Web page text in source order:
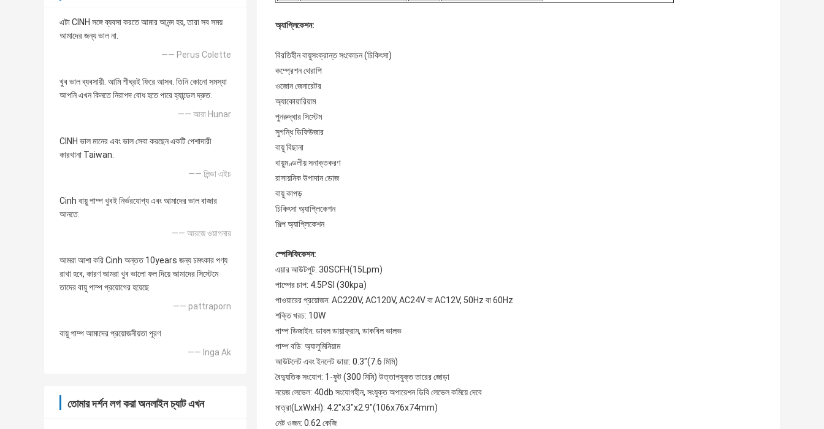
এটা CINH সঙ্গে ব্যবসা করতে আমার আনন্দ হয়, তারা সব সময়
আমাদের জন্য ভাল না.
—— Perus Colette
খুব ভাল ব্যবসায়ী. আমি শীঘ্রই ফিরে আসব. তিনি কোনো সমস্যা
আপনি এখন কিনতে নিরাপদ বোধ হতে পারে হ্যান্ডেল দ্রুত.
—— আরা Hunar
CINH ভাল মানের এবং ভাল সেবা করছেন একটি পেশাদারী
কারখানা Taiwan.
—— লিন্ডা এইচ
Cinh বায়ু পাম্প খুবই নির্ভরযোগ্য এবং আমাদের ভাল বাজার
আনতে.
—— আরজে ওয়াগনার
আমরা আশা করি Cinh অন্তত 10years জন্য চমৎকার পণ্য
রাখা হবে, কারণ আমরা খুব ভালো ফল দিয়ে আমাদের সিস্টেমে
তাদের বায়ু পাম্প প্রয়োগের হয়েছে
—— pattraporn
বায়ু পাম্প আমাদের প্রয়োজনীয়তা পূরণ
—— Inga Ak
তোমার দর্শন লগ করা অনলাইন চ্যাট এখন
অ্যাপ্লিকেশন:
বিরতিহীন বায়ুসংক্রান্ত সংকোচন (চিকিৎসা)
কম্প্রেশন থেরাপি
ওজোন জেনারেটর
অ্যাকোয়ারিয়াম
পুনরুদ্ধার সিস্টেম
সুগন্ধি ডিফিউজার
বায়ু বিছানা
বায়ুমণ্ডলীয় সনাক্তকরণ
রাসায়নিক উপাদান ডোজ
বায়ু কাপড়
চিকিৎসা অ্যাপ্লিকেশন
শিল্প অ্যাপ্লিকেশন
স্পেসিফিকেশন:
এয়ার আউটপুট: 30SCFH(15Lpm)
পাম্পের চাপ: 4.5PSI (30kpa)
পাওয়ারের প্রয়োজন: AC220V, AC120V, AC24V বা AC12V, 50Hz বা 60Hz
শক্তি খরচ: 10W
পাম্প ডিজাইন: ডাবল ডায়াফ্রাম, ডাকবিল ভালভ
পাম্প বডি: অ্যালুমিনিয়াম
আউটলেট এবং ইনলেট ডায়া: 0.3"(7.6 মিমি)
বৈদ্যুতিক সংযোগ: 1-ফুট (300 মিমি) উত্তাপযুক্ত তারের জোড়া
নয়েজ লেভেল: 40db সংযোগহীন, সংযুক্ত অপারেশন ডিবি লেভেল কমিয়ে দেবে
মাত্রা(LxWxH): 4.2"x3"x2.9"(106x76x74mm)
নেট ওজন: 0.62 কেজি